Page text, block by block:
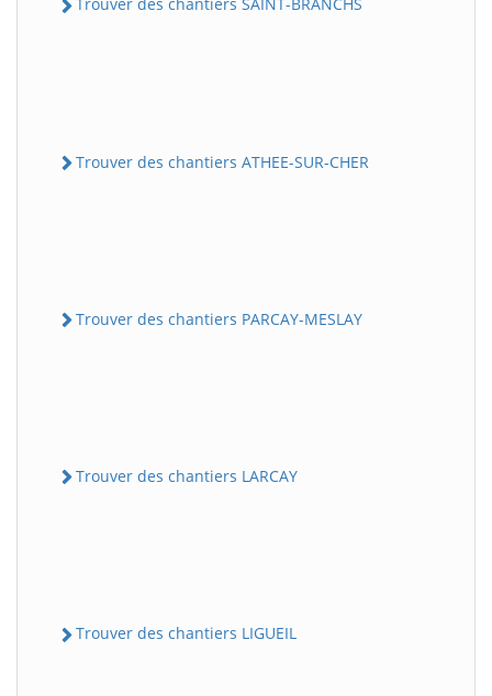
Trouver des chantiers ATHEE-SUR-CHER
Trouver des chantiers PARCAY-MESLAY
Trouver des chantiers LARCAY
Trouver des chantiers LIGUEIL